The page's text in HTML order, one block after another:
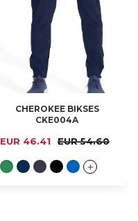
XS, S, M, L, XL
CHEROKEE BIKSES
CKE004A
EUR 46.41 EUR 54.60